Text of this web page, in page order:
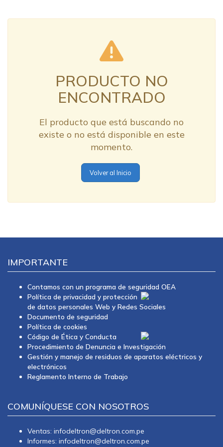
PRODUCTO NO
ENCONTRADO
El producto que está buscando no
existe o no está disponible en este
momento.
Volver al Inicio
IMPORTANTE
Contamos con un programa de seguridad OEA
Política de privacidad y protección
de datos personales Web y Redes Sociales
Documento de seguridad
Política de cookies
Código de Ética y Conducta
Procedimiento de Denuncia e Investigación
Gestión y manejo de residuos de aparatos eléctricos y
electrónicos
Reglamento Interno de Trabajo
COMUNÍQUESE CON NOSOTROS
Ventas: infodeltron@deltron.com.pe
Informes: infodeltron@deltron.com.pe